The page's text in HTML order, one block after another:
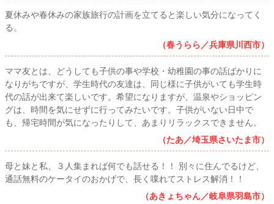
夏休みや春休みの家族旅行の計画を立てると楽しい気分になってく
る。
（春うらら／兵庫県川西市）
ママ友とは、どうしても子供の事や学校・幼稚園の事の話ばかりに
なりがちですが、学生時代の友達は、同じ様に子供がいても学生時
代の話が出来て楽しいです。希望になりますが、温泉やショッピン
グは、時間を気にせずに行ってみたいです。子供がいない日中で
も、帰宅時間が気になったりして、あまりリラックスできません。
（たあ／埼玉県さいたま市）
母と妹と私、３人集まれば何でも話せる！！ 別々に住んでるけど、
通話無料のケータイのおかげで、長く喋れてストレス解消！！
（あきょちゃん／岐阜県羽島市）